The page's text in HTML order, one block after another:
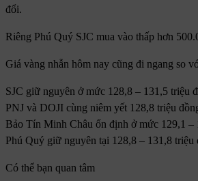
đổi.
Riêng Phú Quý SJC mua vào thấp hơn
Giá vàng nhẫn hôm nay cũng đi ngang so
SJC giữ nguyên ở mức 128,8 – 131,5 triệu
PNJ và DOJI cùng niêm yết 128,8 triệu
Bảo Tín Minh Châu ổn định ở mức 129,1 –
Phú Quý giữ nguyên tại 128,8 – 131,8 triệu
Có thể bạn quan tâm